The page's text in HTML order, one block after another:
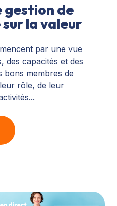
gestion de
la valeur
par une vue
des capacités et des
bons membres de
rôle, de leur